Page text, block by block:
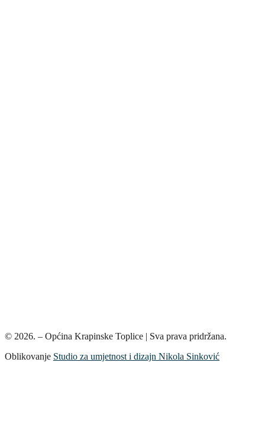
© 2026. – Općina Krapinske Toplice | Sva prava pridržana.
Oblikovanje Studio za umjetnost i dizajn Nikola Sinković